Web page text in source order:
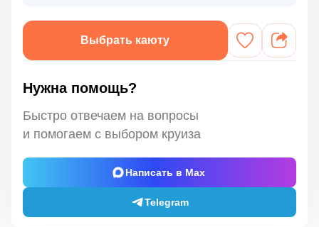
Выбрать каюту
Нужна помощь?
Быстро отвечаем на вопросы
и помогаем с выбором круиза
Написать в Max
Telegram